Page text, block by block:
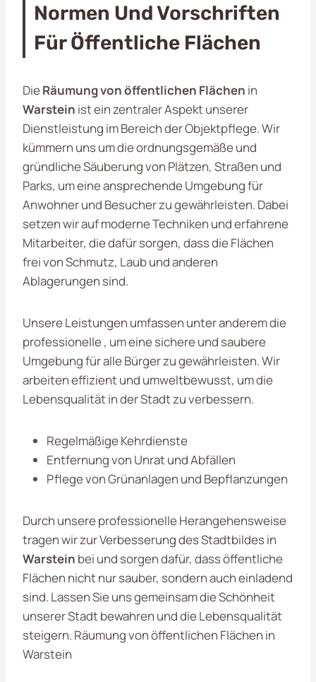
Normen Und Vorschriften
Für Öffentliche Flächen
DieRäumung von öffentlichen Flächen in
Warstein ist ein zentraler Aspekt unserer
Dienstleistung im Bereich der Objektpflege. Wir
kümmern uns um die ordnungsgemäße und
gründliche Säuberung von Plätzen, Straßen und
Parks, um eine ansprechende Umgebung für
Anwohner und Besucher zu gewährleisten. Dabei
setzen wir auf moderne Techniken und erfahrene
Mitarbeiter, die dafür sorgen, dass die Flächen
frei von Schmutz, Laub und anderen
Ablagerungen sind.
Unsere Leistungen umfassen unter anderem die
professionelle , um eine sichere und saubere
Umgebung für alle Bürger zu gewährleisten. Wir
arbeiten effizient und umweltbewusst, um die
Lebensqualität in der Stadt zu verbessern.
Regelmäßige Kehrdienste
Entfernung von Unrat und Abfällen
Pflege von Grünanlagen und Bepflanzungen
Durch unsere professionelle Herangehensweise
tragen wir zur Verbesserung des Stadtbildes in
Warstein bei und sorgen dafür, dass öffentliche
Flächen nicht nur sauber, sondern auch einladend
sind. Lassen Sie uns gemeinsam die Schönheit
unserer Stadt bewahren und die Lebensqualität
steigern. Räumung von öffentlichen Flächen in
Warstein